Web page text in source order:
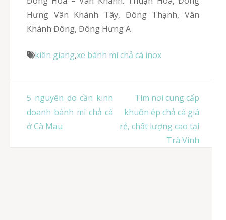
Hưng Vân Khánh Tây, Đông Thạnh, Vân
Khánh Đông, Đông Hưng A
kiên giang,xe bánh mì chả cá inox
Điều
hướng
bài
5 nguyên do cần kinh
doanh bánh mì chả cá
ở Cà Mau
Tìm nơi cung cấp
khuôn ép chả cá giá
rẻ, chất lượng cao tại
Trà Vinh